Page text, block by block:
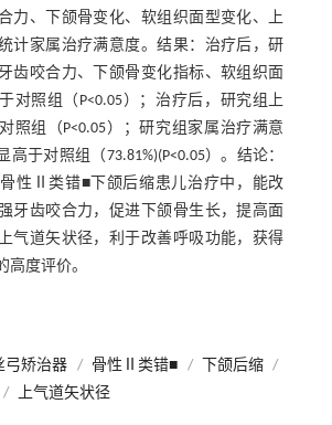
力、下颌骨变化、软组织面型变化、上
计家属治疗满意度。结果：治疗后，研
齿咬合力、下颌骨变化指标、软组织面
对照组（P<0.05）；治疗后，研究组上
照组（P<0.05）；研究组家属治疗满意
高于对照组（73.81%)(P<0.05）。结论：
骨性Ⅱ类错■下颌后缩患儿治疗中，能改
牙齿咬合力，促进下颌骨生长，提高面
气道矢状径，利于改善呼吸功能，获得
高度评价。
弓矫治器 / 骨性Ⅱ类错■ / 下颌后缩 /
/ 上气道矢状径